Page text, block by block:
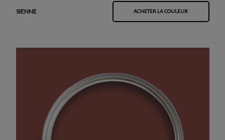
SIENNE ACHETER LA COULEUR